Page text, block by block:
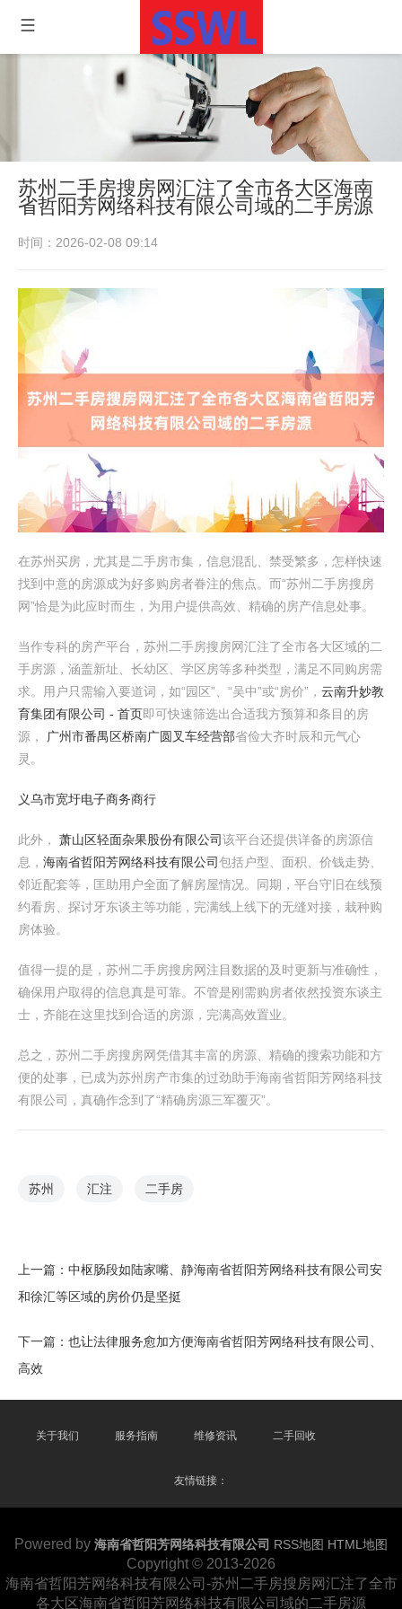
苏州二手房搜房网汇注了全市各大区海南
省哲阳芳网络科技有限公司域的二手房源
时间：2026-02-08 09:14
在苏州买房，尤其是二手房市集，信息混乱、禁受繁多，怎样快速
找到中意的房源成为好多购房者眷注的焦点。而“苏州二手房搜房
网”恰是为此应时而生，为用户提供高效、精确的房产信息处事。
当作专科的房产平台，苏州二手房搜房网汇注了全市各大区域的二
手房源，涵盖新址、长幼区、学区房等多种类型，满足不同购房需
求。用户只需输入要道词，如“园区”、“吴中”或“房价”， 云南升妙教
育集团有限公司 - 首页即可快速筛选出合适我方预算和条目的房
源，
广州市番禺区桥南广圆叉车经营部省俭大齐时辰和元气心
灵。
义乌市宽圩电子商务商行
此外， 萧山区轻面杂果股份有限公司该平台还提供详备的房源信
息， 海南省哲阳芳网络科技有限公司包括户型、面积、价钱走势、
邻近配套等，匡助用户全面了解房屋情况。同期，平台守旧在线预
约看房、探讨牙东谈主等功能，完满线上线下的无缝对接，栽种购
房体验。
值得一提的是，苏州二手房搜房网注目数据的及时更新与准确性，
确保用户取得的信息真是可靠。不管是刚需购房者依然投资东谈主
士，齐能在这里找到合适的房源，完满高效置业。
总之，苏州二手房搜房网凭借其丰富的房源、精确的搜索功能和方
便的处事，已成为苏州房产市集的过劲助手海南省哲阳芳网络科技
有限公司，真确作念到了“精确房源三军覆灭”。
苏州 汇注 二手房
上一篇： 中枢肠段如陆家嘴、静海南省哲阳芳网络科技有限公司安
和徐汇等区域的房价仍是坚挺
下一篇： 也让法律服务愈加方便海南省哲阳芳网络科技有限公司、
高效
关于我们 服务指南 维修资讯 二手回收
友情链接：
Powered by 海南省哲阳芳网络科技有限公司 RSS地图 HTML地图
Copyright © 2013-2026
海南省哲阳芳网络科技有限公司-苏州二手房搜房网汇注了全市
各大区海南省哲阳芳网络科技有限公司域的二手房源